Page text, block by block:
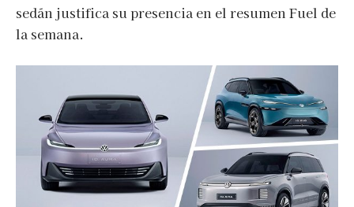
sedán justifica su presencia en el resumen Fuel de
la semana.